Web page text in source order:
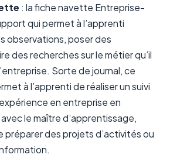
: la fiche navette Entreprise-
qui permet à l’apprenti
observations, poser des
des recherches sur le métier qu’il
Sorte de journal, ce
à l’apprenti de réaliser un suivi
en entreprise en
le maître d’apprentissage,
préparer des projets d’activités ou